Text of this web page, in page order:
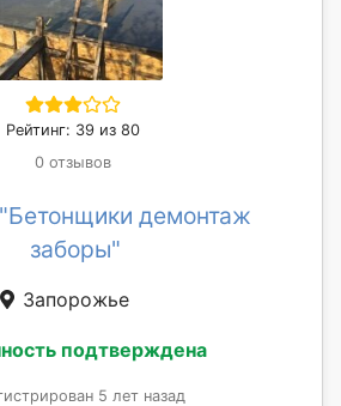
Рейтинг: 39 из 80
0 отзывов
демонтаж
заборы"
Запорожье
подтверждена
5 лет назад